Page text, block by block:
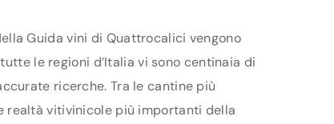
Guida vini di Quattrocalici vengono
le regioni d’Italia vi sono centinaia di
ricerche. Tra le cantine più
realtà vitivinicole più importanti della